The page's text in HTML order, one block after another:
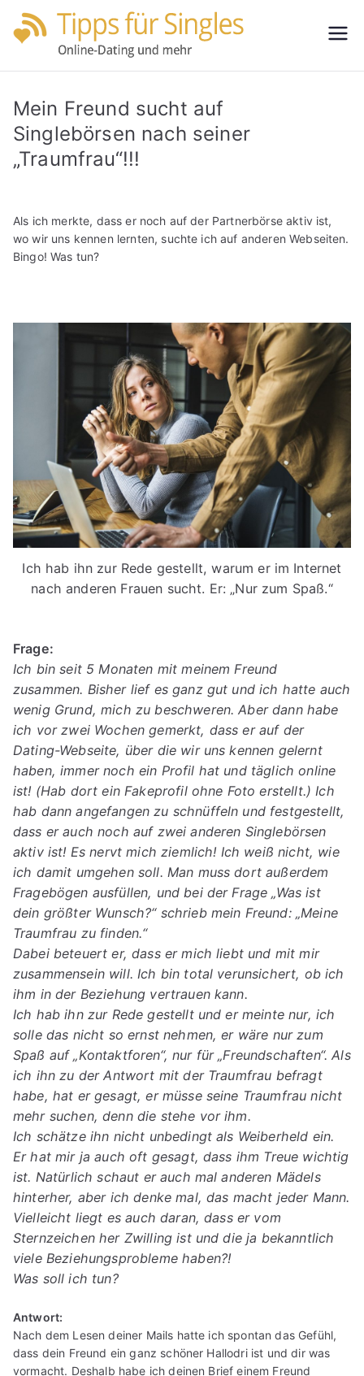
Zum
Inhalt
Single
Mein Freund sucht auf
Singlebörsen nach seiner
„Traumfrau“!!!
Als ich merkte, dass er noch auf der Partnerbörse aktiv ist,
wo wir uns kennen lernten, suchte ich auf anderen Webseiten.
Bingo! Was tun?
Ich hab ihn zur Rede gestellt, warum er im Internet
nach anderen Frauen sucht. Er: „Nur zum Spaß.“
Frage:
Ich bin seit 5 Monaten mit meinem Freund
zusammen. Bisher lief es ganz gut und ich hatte auch
wenig Grund, mich zu beschweren. Aber dann habe
ich vor zwei Wochen gemerkt, dass er auf der
Dating-Webseite, über die wir uns kennen gelernt
haben, immer noch ein Profil hat und täglich online
ist! (Hab dort ein Fakeprofil ohne Foto erstellt.) Ich
hab dann angefangen zu schnüffeln und festgestellt,
dass er auch noch auf zwei anderen Singlebörsen
aktiv ist! Es nervt mich ziemlich! Ich weiß nicht, wie
ich damit umgehen soll. Man muss dort außerdem
Fragebögen ausfüllen, und bei der Frage „Was ist
dein größter Wunsch?“ schrieb mein Freund: „Meine
Traumfrau zu finden.“
Dabei beteuert er, dass er mich liebt und mit mir
zusammensein will. Ich bin total verunsichert, ob ich
ihm in der Beziehung vertrauen kann.
Ich hab ihn zur Rede gestellt und er meinte nur, ich
solle das nicht so ernst nehmen, er wäre nur zum
Spaß auf „Kontaktforen“, nur für „Freundschaften“. Als
ich ihn zu der Antwort mit der Traumfrau befragt
habe, hat er gesagt, er müsse seine Traumfrau nicht
mehr suchen, denn die stehe vor ihm.
Ich schätze ihn nicht unbedingt als Weiberheld ein.
Er hat mir ja auch oft gesagt, dass ihm Treue wichtig
ist. Natürlich schaut er auch mal anderen Mädels
hinterher, aber ich denke mal, das macht jeder Mann.
Vielleicht liegt es auch daran, dass er vom
Sternzeichen her Zwilling ist und die ja bekanntlich
viele Beziehungsprobleme haben?!
Was soll ich tun?
Antwort:
Nach dem Lesen deiner Mails hatte ich spontan das Gefühl,
dass dein Freund ein ganz schöner Hallodri ist und dir was
vormacht. Deshalb habe ich deinen Brief einem Freund